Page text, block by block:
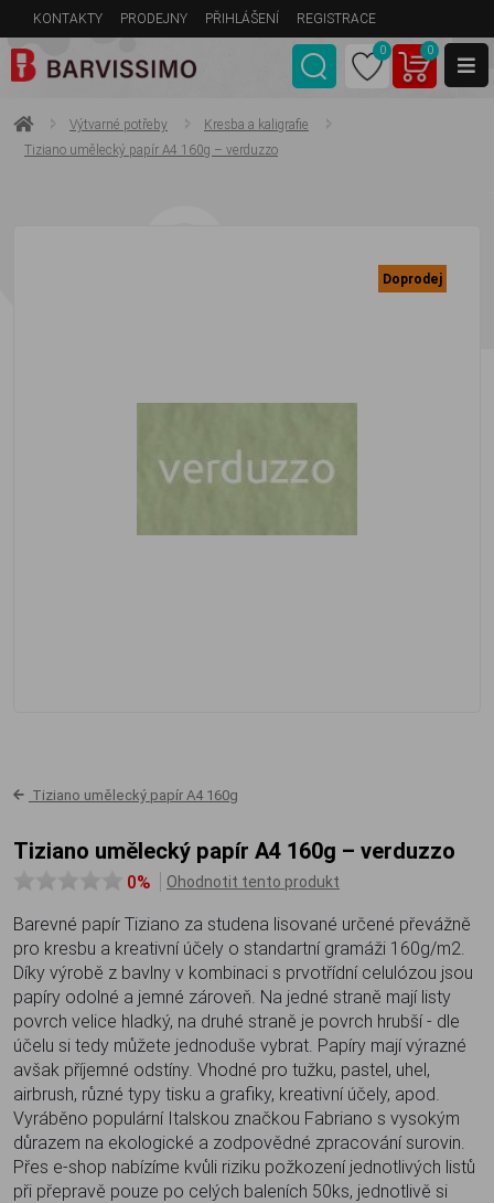
KONTAKTY PRODEJNY PŘIHLÁŠENÍ REGISTRACE
0 0
Výtvarné potřeby
Kresba a kaligrafie
Tiziano umělecký papír A4 160g – verduzzo
Doprodej
Tiziano umělecký papír A4 160g
Tiziano umělecký papír A4 160g – verduzzo
0% Ohodnotit tento produkt
Barevné papír Tiziano za studena lisované určené převážně
pro kresbu a kreativní účely o standartní gramáži 160g/m2.
Díky výrobě z bavlny v kombinaci s prvotřídní celulózou jsou
papíry odolné a jemné zároveň. Na jedné straně mají listy
povrch velice hladký, na druhé straně je povrch hrubší - dle
účelu si tedy můžete jednoduše vybrat. Papíry mají výrazné
avšak příjemné odstíny. Vhodné pro tužku, pastel, uhel,
airbrush, různé typy tisku a grafiky, kreativní účely, apod.
Vyráběno populární Italskou značkou Fabriano s vysokým
důrazem na ekologické a zodpovědné zpracování surovin.
Přes e-shop nabízíme kvůli riziku požkození jednotlivých listů
při přepravě pouze po celých baleních 50ks, jednotlivě si